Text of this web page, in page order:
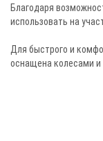
Благодаря
использовать на
Для быстрого и
оснащена колесами и